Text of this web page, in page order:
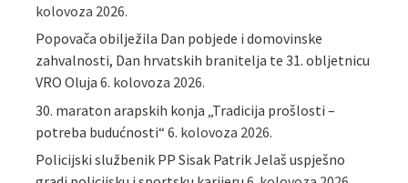
kolovoza 2026.
Popovača obilježila Dan pobjede i domovinske
zahvalnosti, Dan hrvatskih branitelja te 31. obljetnicu
VRO Oluja 6. kolovoza 2026.
30. maraton arapskih konja „Tradicija prošlosti –
potreba budućnosti“ 6. kolovoza 2026.
Policijski službenik PP Sisak Patrik Jelaš uspješno